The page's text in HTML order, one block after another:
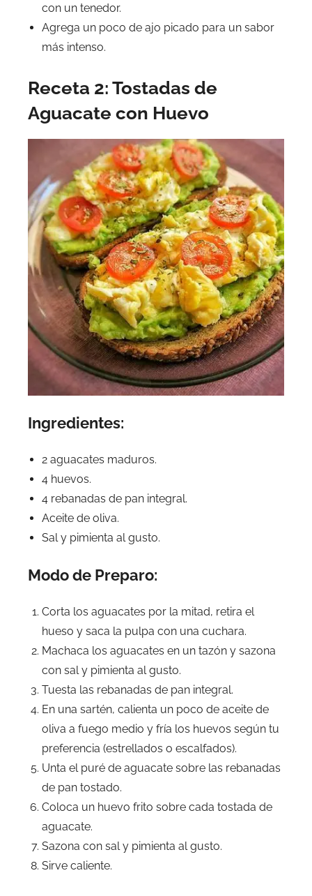
con un tenedor.
Agrega un poco de ajo picado para un sabor
más intenso.
Receta 2: Tostadas de
Aguacate con Huevo
Ingredientes:
2 aguacates maduros.
4 huevos.
4 rebanadas de pan integral.
Aceite de oliva.
Sal y pimienta al gusto.
Modo de Preparo:
Corta los aguacates por la mitad, retira el
hueso y saca la pulpa con una cuchara.
Machaca los aguacates en un tazón y sazona
con sal y pimienta al gusto.
Tuesta las rebanadas de pan integral.
En una sartén, calienta un poco de aceite de
oliva a fuego medio y fría los huevos según tu
preferencia (estrellados o escalfados).
Unta el puré de aguacate sobre las rebanadas
de pan tostado.
Coloca un huevo frito sobre cada tostada de
aguacate.
Sazona con sal y pimienta al gusto.
Sirve caliente.